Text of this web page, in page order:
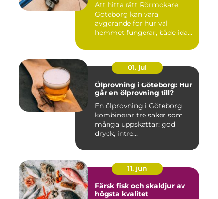
Att hitta rätt Rörmokare
Göteborg kan vara
avgörande för hur väl
hemmet fungerar, både idag
01. jul
Ölprovning i Göteborg: Hur
går en ölprovning till?
En ölprovning i Göteborg
kombinerar tre saker som
många uppskattar: god
dryck, intre...
11. jun
Färsk fisk och skaldjur av
högsta kvalitet